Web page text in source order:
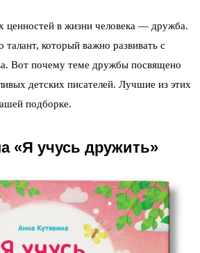
ценностей в жизни человека — дружба.
который важно развивать с
Вот почему теме дружбы посвящено
детских писателей. Лучшие из этих
подборке.
«Я учусь дружить»